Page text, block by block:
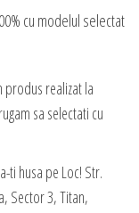
cu modelul selectat
produs realizat la
sa selectati cu
ti husa pe Loc! Str.
Sector 3, Titan,